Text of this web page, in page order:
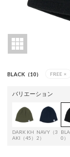
BLACK（10） FREE ×
バリエーション
DARK KH
AKI（45）
NAVY（3
2）
0）